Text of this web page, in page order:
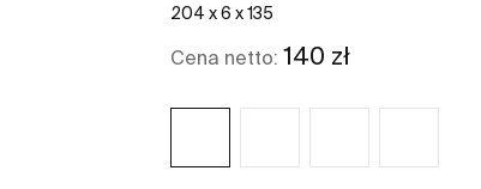
204 x 6 x 135
Cena netto: 140 zł